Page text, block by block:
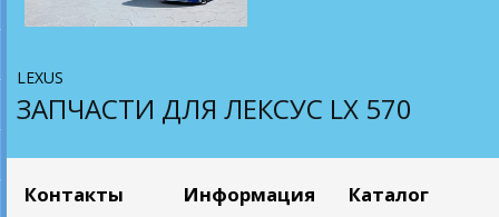
LEXUS
ЗАПЧАСТИ ДЛЯ ЛЕКСУС LX 570
Контакты Информация Каталог